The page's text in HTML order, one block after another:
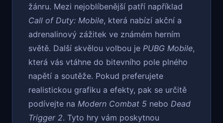
žánru. Mezi nejoblíbenější patří například
Call of Duty: Mobile, která nabízí akční a
adrenalinový zážitek ve známém herním
světě. Další skvělou volbou je PUBG Mobile,
která vás vtáhne do bitevního pole plného
napětí a soutěže. Pokud preferujete
realistickou grafiku a efekty, pak se určitě
podívejte na Modern Combat 5 nebo Dead
Trigger 2. Tyto hry vám poskytnou